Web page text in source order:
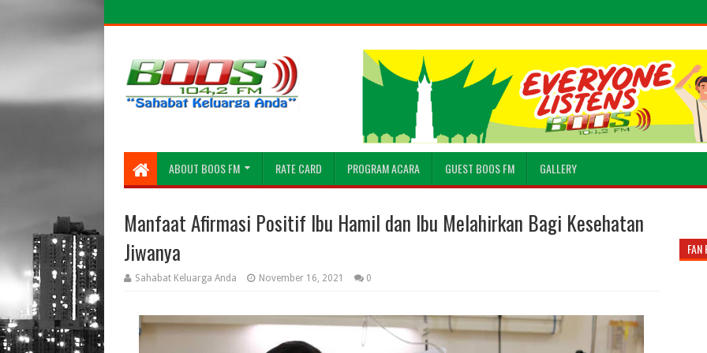
ABOUT BOOS FM RATE CARD PROGRAM ACARA GUEST BOOS FM GALLERY
Manfaat Afirmasi Positif Ibu Hamil dan Ibu Melahirkan Bagi Kesehatan
Jiwanya
Sahabat Keluarga Anda November 16, 2021 0
FAN